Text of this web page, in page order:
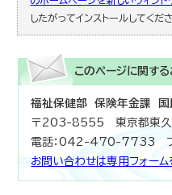
したがってインストールしてくださ
このページに関する
福祉保健部 保険年金課 国
〒203-8555 東京都東久
電話：042-470-7733
お問い合わせは専用フォーム